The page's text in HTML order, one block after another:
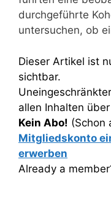
durchgeführte
untersuchen, ob
Dieser Artikel ist
sichtbar.
allen Inhalten
Kein Abo! (Schon
Mitgliedskonto
erwerben
Already a